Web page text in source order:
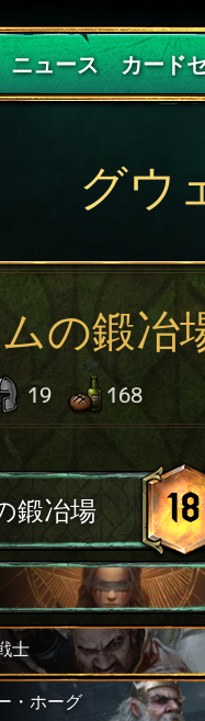
ニュース カード
紅き血の
グウ
の鍛冶
19 168
鍛冶場 18
士
・ホーグ